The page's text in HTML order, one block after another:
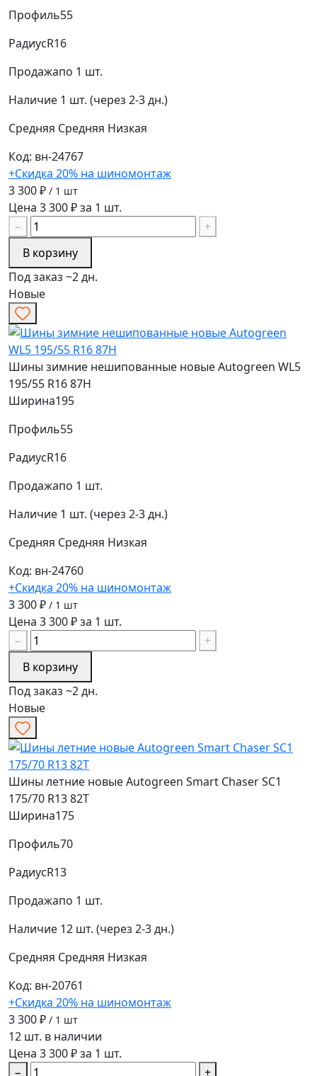
Профиль55
РадиусR16
Продажапо 1 шт.
Наличие 1 шт. (через 2-3 дн.)
Средняя Средняя Низкая
Код: вн-24767
+Скидка 20% на шиномонтаж
3 300 ₽ / 1 шт
Цена 3 300 ₽ за 1 шт.
−
+
В корзину
Под заказ ~2 дн.
Новые
Шины зимние нешипованные новые Autogreen WL5
195/55 R16 87H
Ширина195
Профиль55
РадиусR16
Продажапо 1 шт.
Наличие 1 шт. (через 2-3 дн.)
Средняя Средняя Низкая
Код: вн-24760
+Скидка 20% на шиномонтаж
3 300 ₽ / 1 шт
Цена 3 300 ₽ за 1 шт.
−
+
В корзину
Под заказ ~2 дн.
Новые
Шины летние новые Autogreen Smart Chaser SC1
175/70 R13 82T
Ширина175
Профиль70
РадиусR13
Продажапо 1 шт.
Наличие 12 шт. (через 2-3 дн.)
Средняя Средняя Низкая
Код: вн-20761
+Скидка 20% на шиномонтаж
3 300 ₽ / 1 шт
12 шт. в наличии
Цена 3 300 ₽ за 1 шт.
−
+